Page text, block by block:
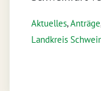
Aktuelles,Anträge
Landkreis